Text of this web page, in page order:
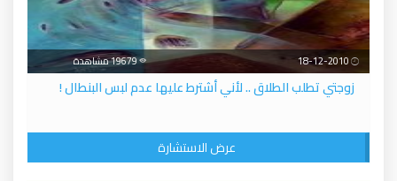
19679 مشاهدة
زوجتي تطلب الطلاق .. لأني أشترط عليها عدم لبس البنطال !
عرض الاستشارة